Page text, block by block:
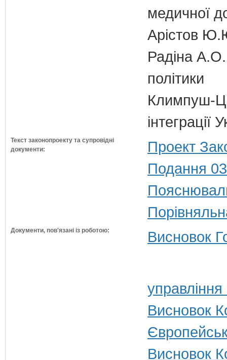
медичної
Арістов
Радіна А.О.
політики
Климпуш-
Текст законопроекту та супровідні
документи:
Проект
Подання
Документи, пов'язані із роботою: Висновок
Висновок
Висновок